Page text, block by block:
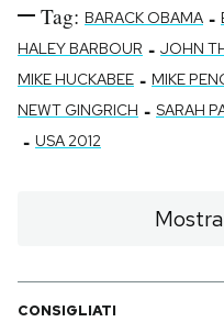
Tag: BARACK OBAMA -
HALEY BARBOUR - JOHN
MIKE HUCKABEE - MIKE
NEWT GINGRICH - SARAH
- USA 2012
CONSIGLIATI